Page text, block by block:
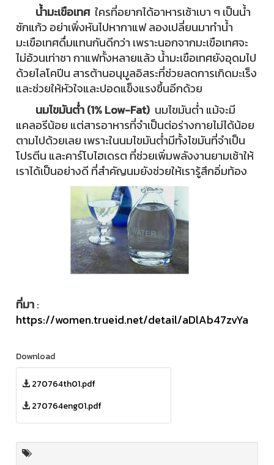
น้ำมะเขือเทศ ใครที่อยากได้อาหารเช้าเบา ๆ เป็นน้ำ
ซักแก้ว อย่าเพิ่งหันไปหากาแฟ ลองเปลี่ยนมาทำน้ำ
มะเขือเทศดื่มแทนกันดีกว่า เพราะนอกจากมะเขือเทศจะ
ไม่อ้วนเท่าชา กาแฟทั้งหลายแล้ว น้ำมะเขือเทศยังอุดมไป
ด้วยไลโคปีน สารต้านอนุมูลอิสระที่ช่วยลดการเกิดมะเร็ง
และช่วยให้หัวใจและปอดแข็งแรงขึ้นอีกด้วย
นมไขมันต่ำ (1% Low-Fat) นมไขมันต่ำ แม้จะมี
แคลอรีน้อย แต่สารอาหารที่จำเป็นต่อร่างกายไม่ได้น้อย
ตามไปด้วยเลย เพราะในนมไขมันต่ำมีทั้งไขมันที่จำเป็น
โปรตีน และคาร์โบไฮเดรต ที่ช่วยเพิ่มพลังงานยามเช้าให้
เราได้เป็นอย่างดี ที่สำคัญนมยังช่วยให้เรารู้สึกอิ่มท้อง
ที่มา:
https://women.trueid.net/detail/aDlAb47zvYa
Download
270764th01.pdf
270764eng01.pdf